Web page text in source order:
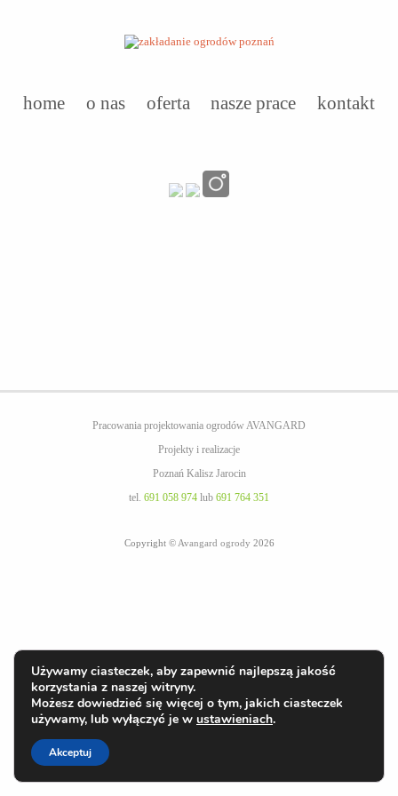
home o nas oferta nasze prace kontakt
Pracowania projektowania ogrodów AVANGARD
Projekty i realizacje
Poznań Kalisz Jarocin
tel. 691 058 974 lub 691 764 351
Copyright © Avangard ogrody 2026
Używamy ciasteczek, aby zapewnić najlepszą jakość
korzystania z naszej witryny.
Możesz dowiedzieć się więcej o tym, jakich ciasteczek
używamy, lub wyłączyć je w ustawieniach.
Akceptuj